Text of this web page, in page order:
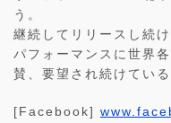
う。
継続してリリースし続
パフォーマンスに世界
賛、要望され続けている
[Facebook]